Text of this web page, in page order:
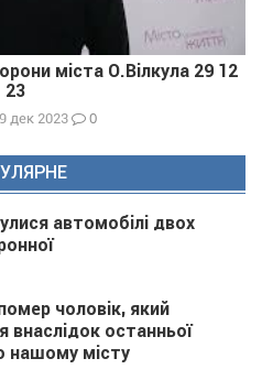
міста О.Вілкула 29 12
23
дек 2023 0
автомобілі двох
чоловік, який
внаслідок останньої
нашому місту